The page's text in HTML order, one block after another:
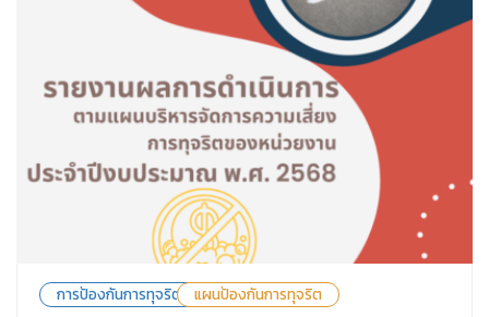
การป้องกันการทุจริต แผนป้องกันการทุจริต